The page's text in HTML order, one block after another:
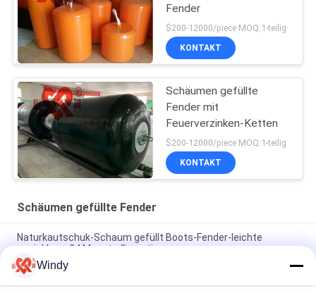
Fender
$200-12000/piece MOQ:1-teilig
KONTAKT
Schäumen gefüllte
Fender mit
Feuerverzinken-Ketten
$200-12000/piece MOQ:1-teilig
KONTAKT
Schäumen gefüllte Fender
Naturkautschuk-Schaum gefüllt Boots-Fender-leichte
unsinkbare 24 Monate Garantie-
ISO bescheinigte Schaum gefüllte Fender-
energieverbrauchende unsinkbare Hochleistung
Windy